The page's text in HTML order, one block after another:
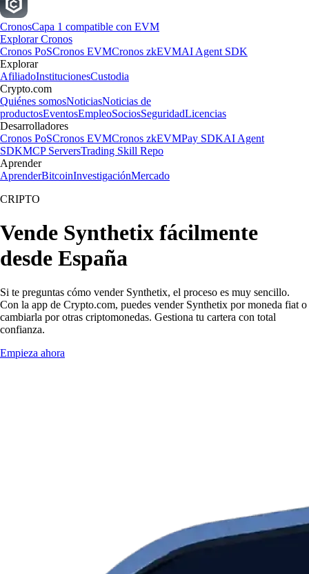
CronosCapa 1 compatible con EVM
Explorar Cronos
Cronos PoSCronos EVMCronos zkEVMAI Agent SDK
Explorar
AfiliadoInstitucionesCustodia
Crypto.com
Quiénes somosNoticiasNoticias de
productosEventosEmpleoSociosSeguridadLicencias
Desarrolladores
Cronos PoSCronos EVMCronos zkEVMPay SDKAI Agent
SDKMCP ServersTrading Skill Repo
Aprender
AprenderBitcoinInvestigaciónMercado
CRIPTO
Vende Synthetix fácilmente
desde España
Si te preguntas cómo vender Synthetix, el proceso es muy sencillo.
Con la app de Crypto.com, puedes vender Synthetix por moneda fiat o
cambiarla por otras criptomonedas. Gestiona tu cartera con total
confianza.
Empieza ahora